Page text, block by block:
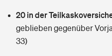
Sie haben Fragen?
Restkreditversicherung
Zur Übersicht
Hundehalter-Haftpflicht
Tools
20 in der
geblieben gegenüber
33)